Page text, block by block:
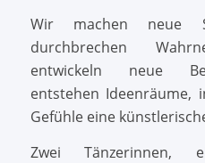
Wir machen neue
durchbrechen
entwickeln neue
entstehen Ideenräume,
Gefühle eine
Zwei Tänzerinnen,